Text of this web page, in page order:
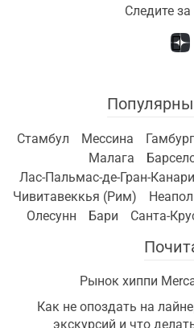
Следите
Стамбул Мессина Гамбург
Малага
Лас-Пальмас-де-Гран-
Чивитавеккья (Рим)
Олесунн
Бари Санта-
Рынок хиппи
Как не опоздать на
экскурсий и что